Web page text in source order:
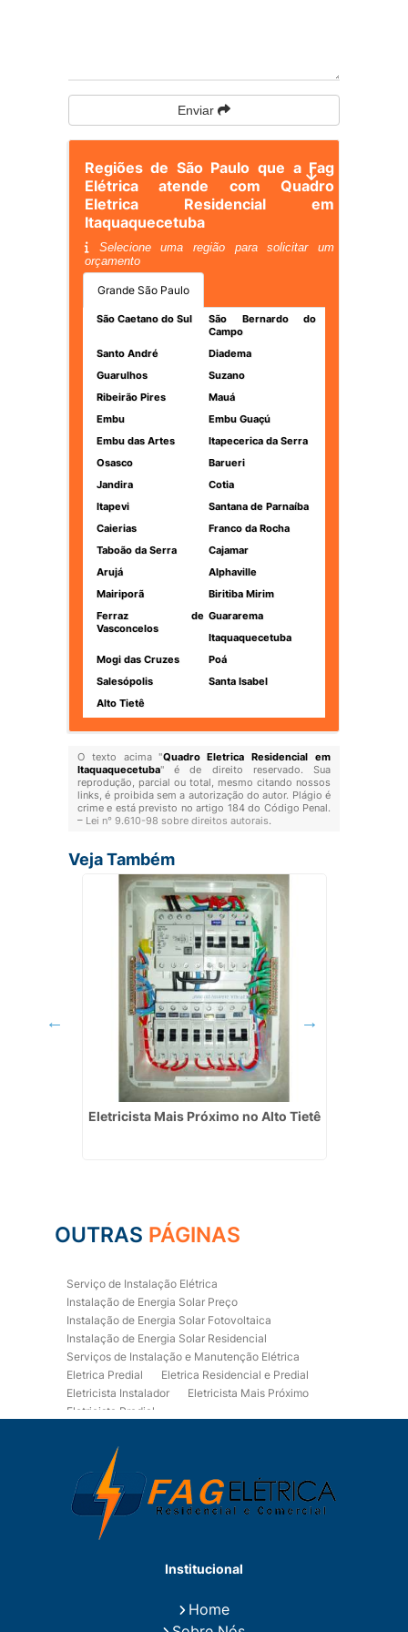
Enviar
Regiões de São Paulo que a Fag
Elétrica atende com Quadro
Eletrica Residencial em
Itaquaquecetuba
Selecione uma região para solicitar um
orçamento
Grande São Paulo
São Caetano do Sul
São Bernardo do
Campo
Santo André
Diadema
Guarulhos
Suzano
Ribeirão Pires
Mauá
Embu
Embu Guaçú
Embu das Artes
Itapecerica da Serra
Osasco
Barueri
Jandira
Cotia
Itapevi
Santana de Parnaíba
Caierias
Franco da Rocha
Taboão da Serra
Cajamar
Arujá
Alphaville
Mairiporã
Biritiba Mirim
Ferraz de
Vasconcelos
Guararema
Itaquaquecetuba
Mogi das Cruzes
Poá
Salesópolis
Santa Isabel
Alto Tietê
O texto acima "Quadro Eletrica Residencial em
Itaquaquecetuba" é de direito reservado. Sua
reprodução, parcial ou total, mesmo citando nossos
links, é proibida sem a autorização do autor. Plágio é
crime e está previsto no artigo 184 do Código Penal.
– Lei n° 9.610-98 sobre direitos autorais.
Veja Também
Eletricista Mais Próximo no Alto Tietê
OUTRAS PÁGINAS
Serviço de Instalação Elétrica
Instalação de Energia Solar Preço
Instalação de Energia Solar Fotovoltaica
Instalação de Energia Solar Residencial
Serviços de Instalação e Manutenção Elétrica
Eletrica Predial
Eletrica Residencial e Predial
Eletricista Instalador
Eletricista Mais Próximo
Eletricista Predial
Eletricista Residencial
Eletricista Residencial E Predial
Eletricistas de Manutenção
Empresa de Instalações Elétricas
Empresa de Manutenção Eletrica
Empresa de Prestação de Serviços Eletricos
Fiação para Instalação Eletrica Residencial
Instalação de Energia Solar Residencial Preço
Institucional
Home